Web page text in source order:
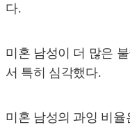
다.
미혼 남성이 더 많은
서 특히 심각했다.
미혼 남성의 과잉 비